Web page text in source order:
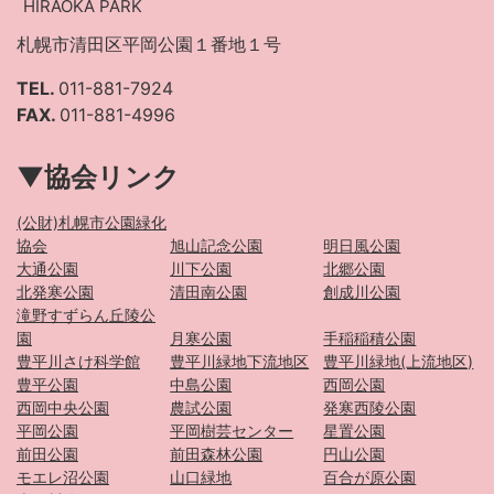
HIRAOKA PARK
札幌市清田区平岡公園１番地１号
TEL. 011-881-7924
FAX. 011-881-4996
▼協会リンク
(公財)札幌市公園緑化
協会
旭山記念公園
明日風公園
大通公園
川下公園
北郷公園
北発寒公園
清田南公園
創成川公園
滝野すずらん丘陵公
園
月寒公園
手稲稲積公園
豊平川さけ科学館
豊平川緑地下流地区
豊平川緑地(上流地区)
豊平公園
中島公園
西岡公園
西岡中央公園
農試公園
発寒西陵公園
平岡公園
平岡樹芸センター
星置公園
前田公園
前田森林公園
円山公園
モエレ沼公園
山口緑地
百合が原公園